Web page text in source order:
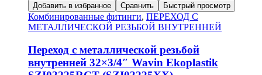
Добавить в избранное Сравнить Быстрый просмотр
Комбинированные фитинги, ПЕРЕХОД С
МЕТАЛЛИЧЕСКОЙ РЕЗЬБОЙ ВНУТРЕННЕЙ
Переход с металлической резьбой
внутренней 32×3/4″ Wavin Ekoplastik